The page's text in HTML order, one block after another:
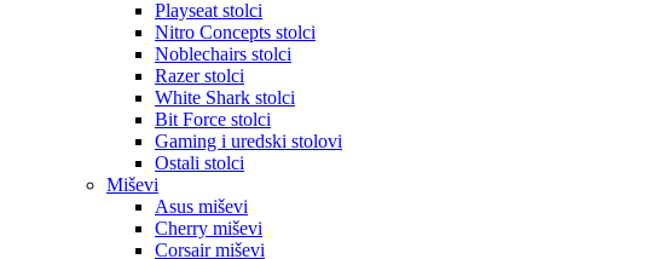
Playseat stolci
Nitro Concepts stolci
Noblechairs stolci
Razer stolci
White Shark stolci
Bit Force stolci
Gaming i uredski stolovi
Ostali stolci
Miševi
Asus miševi
Cherry miševi
Corsair miševi